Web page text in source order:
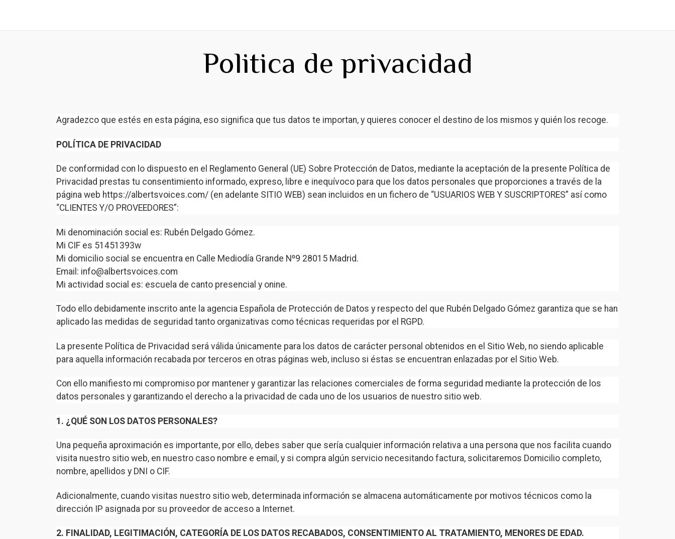
Politica de privacidad
Agradezco que estés en esta página, eso significa que tus datos te importan, y quieres conocer el destino de los mismos y quién los recoge.
POLÍTICA DE PRIVACIDAD
De conformidad con lo dispuesto en el Reglamento General (UE) Sobre Protección de Datos, mediante la aceptación de la presente Política de
Privacidad prestas tu consentimiento informado, expreso, libre e inequívoco para que los datos personales que proporciones a través de la
página web https://albertsvoices.com/ (en adelante SITIO WEB) sean incluidos en un fichero de “USUARIOS WEB Y SUSCRIPTORES” así como
“CLIENTES Y/O PROVEEDORES”:
Mi denominación social es: Rubén Delgado Gómez.
Mi CIF es 51451393w
Mi domicilio social se encuentra en Calle Mediodía Grande Nº9 28015 Madrid.
Email: info@albertsvoices.com
Mi actividad social es: escuela de canto presencial y onine.
Todo ello debidamente inscrito ante la agencia Española de Protección de Datos y respecto del que Rubén Delgado Gómez garantiza que se han
aplicado las medidas de seguridad tanto organizativas como técnicas requeridas por el RGPD.
La presente Política de Privacidad será válida únicamente para los datos de carácter personal obtenidos en el Sitio Web, no siendo aplicable
para aquella información recabada por terceros en otras páginas web, incluso si éstas se encuentran enlazadas por el Sitio Web.
Con ello manifiesto mi compromiso por mantener y garantizar las relaciones comerciales de forma seguridad mediante la protección de los
datos personales y garantizando el derecho a la privacidad de cada uno de los usuarios de nuestro sitio web.
1. ¿QUÉ SON LOS DATOS PERSONALES?
Una pequeña aproximación es importante, por ello, debes saber que sería cualquier información relativa a una persona que nos facilita cuando
visita nuestro sitio web, en nuestro caso nombre e email, y si compra algún servicio necesitando factura, solicitaremos Domicilio completo,
nombre, apellidos y DNI o CIF.
Adicionalmente, cuando visitas nuestro sitio web, determinada información se almacena automáticamente por motivos técnicos como la
dirección IP asignada por su proveedor de acceso a Internet.
2. FINALIDAD, LEGITIMACIÓN, CATEGORÍA DE LOS DATOS RECABADOS, CONSENTIMIENTO AL TRATAMIENTO, MENORES DE EDAD.